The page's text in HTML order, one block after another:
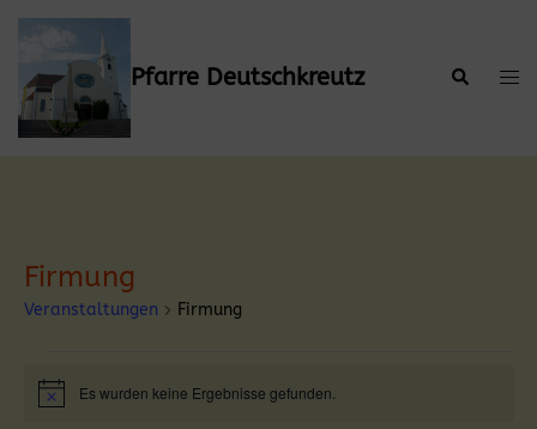
springen
Pfarre Deutschkreutz Suche
Firmung
Veranstaltungen Firmung
HinweisEs wurden keine Ergebnisse gefunden.